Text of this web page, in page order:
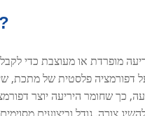
מהי ייצור הטבעה?
מופרדת או מעוצבת כדי
דפורמציה פלסטית של מתכת,
כך שחומר היריעה יוצר